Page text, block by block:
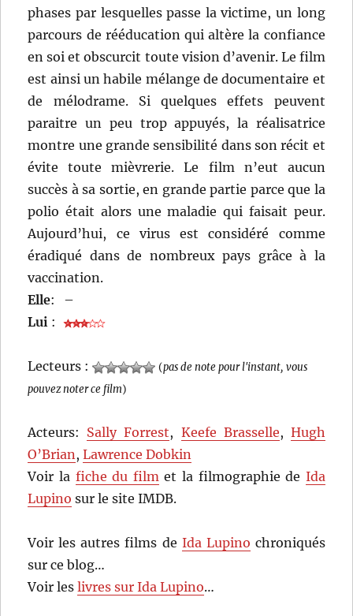
phases par lesquelles passe la victime, un long
parcours de rééducation qui altère la confiance
en soi et obscurcit toute vision d’avenir. Le film
est ainsi un habile mélange de documentaire et
de mélodrame. Si quelques effets peuvent
paraitre un peu trop appuyés, la réalisatrice
montre une grande sensibilité dans son récit et
évite toute mièvrerie. Le film n’eut aucun
succès à sa sortie, en grande partie parce que la
polio était alors une maladie qui faisait peur.
Aujourd’hui, ce virus est considéré comme
éradiqué dans de nombreux pays grâce à la
vaccination.
Elle:
–
Lui :
Lecteurs : (pas de note pour l'instant, vous
pouvez noter ce film)
Acteurs: Sally Forrest, Keefe Brasselle, Hugh
O’Brian,Lawrence Dobkin
Voir la fiche du filmet la filmographie de Ida
Lupino sur le site IMDB.
Voir les autres films de Ida Lupino chroniqués
sur ce blog…
Voir leslivres sur Ida Lupino…